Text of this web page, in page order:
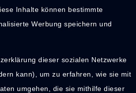
Inhalte können bestimmte
Werbung speichern und
dieser sozialen Netzwerke
kann), um zu erfahren, wie sie mit
umgehen, die sie mithilfe dieser